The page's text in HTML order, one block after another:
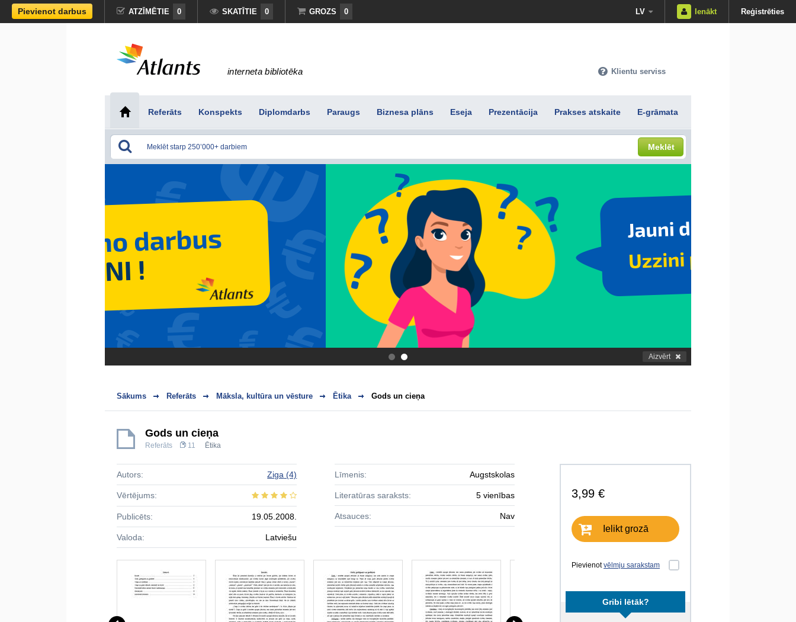
Pievienot darbus ATZĪMĒTIE 0 SKATĪTIE 0 GROZS 0 LV Ienākt Reģistrēties
interneta bibliotēka Klientu serviss
Referāts Konspekts Diplomdarbs Paraugs Biznesa plāns Eseja Prezentācija Prakses atskaite E-grāmata
Meklēt
. Aizvērt
Sākums Referāts Māksla, kultūra un vēsture Ētika Gods un cieņa
Gods un cieņa
Referāts 11 Ētika
3,99 €
Ielikt grozā
Pievienotvēlmju sarakstam
Gribi lētāk?
Autors: Ziga (4)
Vērtējums:
Publicēts: 19.05.2008.
Valoda: Latviešu
Līmenis: Augstskolas
Literatūras saraksts: 5 vienības
Atsauces: Nav